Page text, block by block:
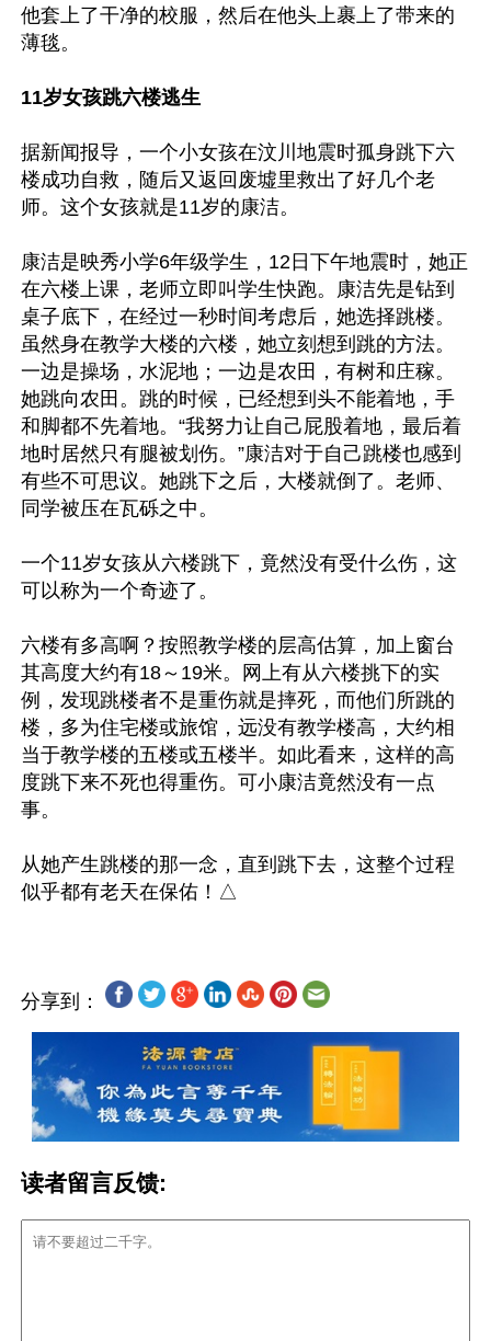
他套上了干净的校服，然后在他头上裹上了带来的
薄毯。
11岁女孩跳六楼逃生
据新闻报导，一个小女孩在汶川地震时孤身跳下六
楼成功自救，随后又返回废墟里救出了好几个老
师。这个女孩就是11岁的康洁。
康洁是映秀小学6年级学生，12日下午地震时，她正
在六楼上课，老师立即叫学生快跑。康洁先是钻到
桌子底下，在经过一秒时间考虑后，她选择跳楼。
虽然身在教学大楼的六楼，她立刻想到跳的方法。
一边是操场，水泥地；一边是农田，有树和庄稼。
她跳向农田。跳的时候，已经想到头不能着地，手
和脚都不先着地。“我努力让自己屁股着地，最后着
地时居然只有腿被划伤。”康洁对于自己跳楼也感到
有些不可思议。她跳下之后，大楼就倒了。老师、
同学被压在瓦砾之中。
一个11岁女孩从六楼跳下，竟然没有受什么伤，这
可以称为一个奇迹了。
六楼有多高啊？按照教学楼的层高估算，加上窗台
其高度大约有18～19米。网上有从六楼挑下的实
例，发现跳楼者不是重伤就是摔死，而他们所跳的
楼，多为住宅楼或旅馆，远没有教学楼高，大约相
当于教学楼的五楼或五楼半。如此看来，这样的高
度跳下来不死也得重伤。可小康洁竟然没有一点
事。
从她产生跳楼的那一念，直到跳下去，这整个过程
分享到：
读者留言反馈: